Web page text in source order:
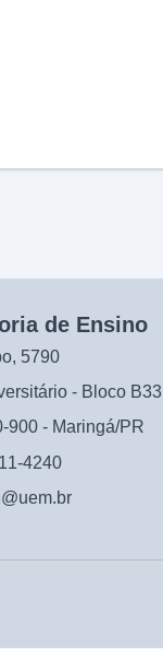
de Ensino
5790
- Bloco B33
900 - Maringá/PR
4240